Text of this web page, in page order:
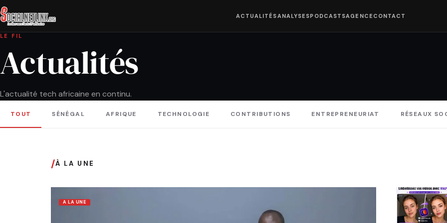
ACTUALITÉSANALYSESPODCASTSAGENCE CONTACT
LE FIL
Actualités
L'actualité tech africaine en continu.
TOUT SÉNÉGAL AFRIQUE TECHNOLOGIE CONTRIBUTIONS ENTREPRENEURIAT RÉSEAUX
/À LA UNE
A LA UNE